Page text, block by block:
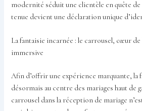
modernité séduit une clientèle en quête de
tenue devient une déclaration unique
La fantaisie incarnée : le carrousel, cœur
immersive
Afin d’offrir une expérience marquante, la
désormais au centre des mariages haut de
carrousel dans la réception de mariage